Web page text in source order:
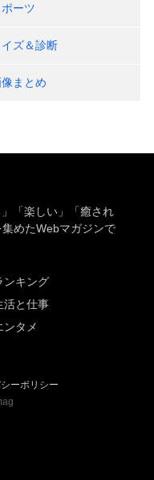
ポーツ
イズ＆診断
まとめ
「楽しい」「癒され
めたWebマガジンで
ンキング
活と仕事
ンタメ
ーポリシー